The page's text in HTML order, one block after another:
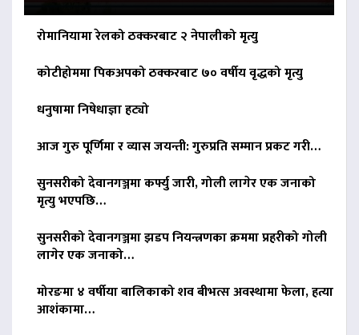
रोमानियामा रेलको ठक्करबाट २ नेपालीको मृत्यु
कोटीहोममा पिकअपको ठक्करबाट ७० वर्षीय वृद्धको मृत्यु
धनुषामा निषेधाज्ञा हट्यो
आज गुरु पूर्णिमा र व्यास जयन्ती: गुरुप्रति सम्मान प्रकट गरी…
सुनसरीको देवानगञ्जमा कर्फ्यु जारी, गोली लागेर एक जनाको
मृत्यु भएपछि…
सुनसरीको देवानगञ्जमा झडप नियन्त्रणका क्रममा प्रहरीको गोली
लागेर एक जनाको…
मोरङमा ४ वर्षीया बालिकाको शव बीभत्स अवस्थामा फेला, हत्या
आशंकामा…